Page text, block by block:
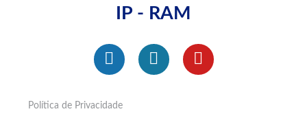
IP - RAM
Política de Privacidade